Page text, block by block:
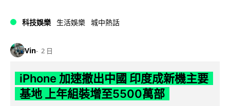
科技娛樂 生活娛樂 城中熱話
Vin 2 日
iPhone 加速撤出中國 印度成新機主要
基地 上年組裝增至5500萬部